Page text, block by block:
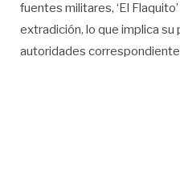
fuentes militares, ‘El
extradición, lo que implica su
autoridades